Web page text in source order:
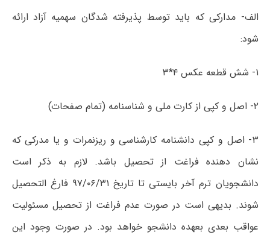
الف- مدارکی که باید توسط پذیرفته شدگان سهمیه آزاد ارائه
شود:
۱- شش قطعه عکس ۴*۳
۲- اصل و کپی از کارت ملی و شناسنامه (تمام صفحات)
۳- اصل و کپی دانشنامه کارشناسی و ریزنمرات و یا مدرکی که
نشان دهنده فراغت از تحصیل باشد. لازم به ذکر است
دانشجویان ترم آخر بایستی تا تاریخ ۹۷/۰۶/۳۱ فارغ التحصیل
شوند. بدیهی است در صورت عدم فراغت از تحصیل مسئولیت
عواقب بعدی بعهده دانشجو خواهد بود. در صورت وجود این